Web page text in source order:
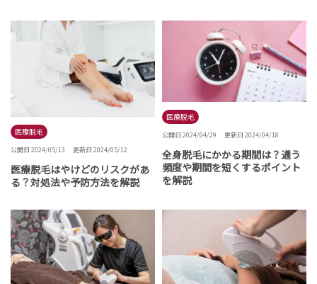
医療脱毛
公開日 2024/05/13 更新日 2024/05/12
医療脱毛はやけどのリスクがあ
る？対処法や予防方法を解説
医療脱毛
公開日 2024/04/29 更新日 2024/04/18
全身脱毛にかかる期間は？通う
頻度や期間を短くするポイント
を解説